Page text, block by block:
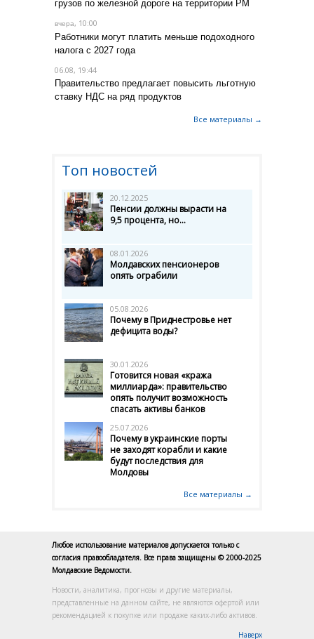
грузов по железной дороге на территории РМ
вчера, 10:00
Работники могут платить меньше подоходного
налога с 2027 года
06.08, 19:44
Правительство предлагает повысить льготную
ставку НДС на ряд продуктов
Все материалы →
Топ новостей
20.12.2025
Пенсии должны вырасти на
9,5 процента, но...
08.01.2026
Молдавских пенсионеров
опять ограбили
05.08.2026
Почему в Приднестровье нет
дефицита воды?
30.01.2026
Готовится новая «кража
миллиарда»: правительство
опять получит возможность
спасать активы банков
25.07.2026
Почему в украинские порты
не заходят корабли и какие
будут последствия для
Молдовы
Все материалы →
Любое использование материалов допускается только с
согласия правообладателя. Все права защищены © 2000-2025
Молдавские Ведомости.
Новости, аналитика, прогнозы и другие материалы,
представленные на данном сайте, не являются офертой или
рекомендацией к покупке или продаже каких-либо активов.
Наверх